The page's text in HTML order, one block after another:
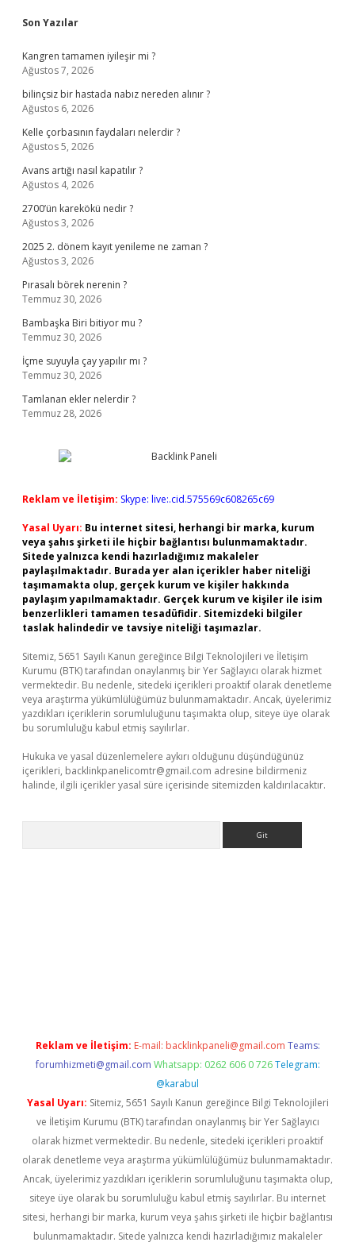
Sidebar
Son Yazılar
Kangren tamamen iyileşir mi ?
Ağustos 7, 2026
bilinçsiz bir hastada nabız nereden alınır ?
Ağustos 6, 2026
Kelle çorbasının faydaları nelerdir ?
Ağustos 5, 2026
Avans artığı nasıl kapatılır ?
Ağustos 4, 2026
2700’ün karekökü nedir ?
Ağustos 3, 2026
2025 2. dönem kayıt yenileme ne zaman ?
Ağustos 3, 2026
Pırasalı börek nerenin ?
Temmuz 30, 2026
Bambaşka Biri bitiyor mu ?
Temmuz 30, 2026
İçme suyuyla çay yapılır mı ?
Temmuz 30, 2026
Tamlanan ekler nelerdir ?
Temmuz 28, 2026
Reklam ve İletişim: Skype: live:.cid.575569c608265c69
Yasal Uyarı: Bu internet sitesi, herhangi bir marka, kurum
veya şahıs şirketi ile hiçbir bağlantısı bulunmamaktadır.
Sitede yalnızca kendi hazırladığımız makaleler
paylaşılmaktadır. Burada yer alan içerikler haber niteliği
taşımamakta olup, gerçek kurum ve kişiler hakkında
paylaşım yapılmamaktadır. Gerçek kurum ve kişiler ile isim
benzerlikleri tamamen tesadüfidir. Sitemizdeki bilgiler
taslak halindedir ve tavsiye niteliği taşımazlar.
Sitemiz, 5651 Sayılı Kanun gereğince Bilgi Teknolojileri ve İletişim
Kurumu (BTK) tarafından onaylanmış bir Yer Sağlayıcı olarak hizmet
vermektedir. Bu nedenle, sitedeki içerikleri proaktif olarak denetleme
veya araştırma yükümlülüğümüz bulunmamaktadır. Ancak, üyelerimiz
yazdıkları içeriklerin sorumluluğunu taşımakta olup, siteye üye olarak
bu sorumluluğu kabul etmiş sayılırlar.
Hukuka ve yasal düzenlemelere aykırı olduğunu düşündüğünüz
içerikleri, backlinkpanelicomtr@gmail.com adresine bildirmeniz
halinde, ilgili içerikler yasal süre içerisinde sitemizden kaldırılacaktır.
Reklam ve İletişim: E-mail: backlinkpaneli@gmail.com Teams:
forumhizmeti@gmail.com Whatsapp: 0262 606 0 726 Telegram:
@karabul
Yasal Uyarı: Sitemiz, 5651 Sayılı Kanun gereğince Bilgi Teknolojileri
ve İletişim Kurumu (BTK) tarafından onaylanmış bir Yer Sağlayıcı
olarak hizmet vermektedir. Bu nedenle, sitedeki içerikleri proaktif
olarak denetleme veya araştırma yükümlülüğümüz bulunmamaktadır.
Ancak, üyelerimiz yazdıkları içeriklerin sorumluluğunu taşımakta olup,
siteye üye olarak bu sorumluluğu kabul etmiş sayılırlar. Bu internet
sitesi, herhangi bir marka, kurum veya şahıs şirketi ile hiçbir bağlantısı
bulunmamaktadır. Sitede yalnızca kendi hazırladığımız makaleler